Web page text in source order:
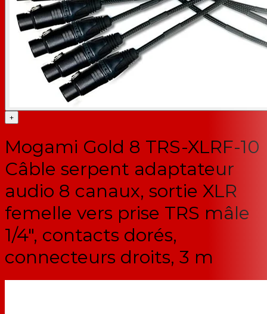
+
Mogami Gold 8 TRS-XLRF-10
Câble serpent adaptateur
audio 8 canaux, sortie XLR
femelle vers prise TRS mâle
1/4", contacts dorés,
connecteurs droits, 3 m